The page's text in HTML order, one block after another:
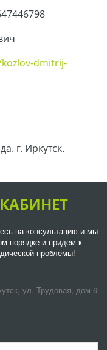
dmitrij-
г. Иркутск.
на консультацию и мы
порядке и придем к
проблемы!
, ул. Трудовая, дом 6